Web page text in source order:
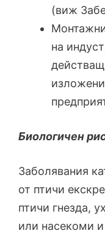
(виж
на
Биологичен
Заболявания
от птичи
птичи гнезда,
или насекоми и